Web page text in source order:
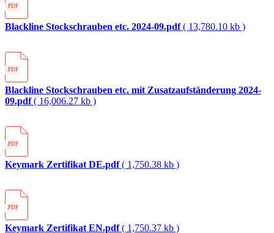
.PDF
Blackline Stockschrauben etc. 2024-09.pdf( 13,780.10 kb )
.PDF
Blackline Stockschrauben etc. mit Zusatzaufständerung 2024-
09.pdf( 16,006.27 kb )
.PDF
Keymark Zertifikat DE.pdf( 1,750.38 kb )
.PDF
Keymark Zertifikat EN.pdf( 1,750.37 kb )